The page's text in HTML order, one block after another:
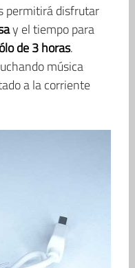
permitirá disfrutar
y el tiempo para
de 3 horas.
música
a la corriente